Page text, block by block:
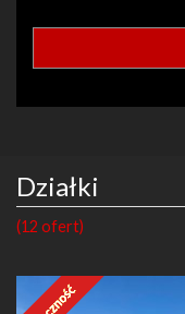
Działki
(12 ofert)